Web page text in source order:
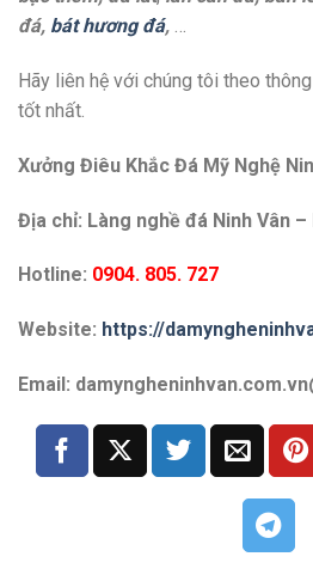
đá, bát hương đá, …
Hãy liên hệ với chúng tôi theo
tốt nhất.
Xưởng Điêu Khắc Đá Mỹ Nghệ
Địa chỉ: Làng nghề đá Ninh Vân –
Hotline: 0904. 805. 727
Website: https://
Email: